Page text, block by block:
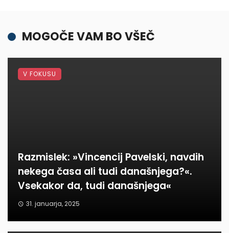
MOGOČE VAM BO VŠEČ
Razmislek: »Vincencij Pavelski, navdih
nekega časa ali tudi današnjega?«.
Vsekakor da, tudi današnjega«
31. januarja, 2025
V FOKUSU